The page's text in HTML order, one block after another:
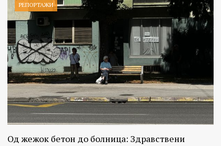
РЕПОРТАЖИ
Од жежок бетон до болница: Здравствени